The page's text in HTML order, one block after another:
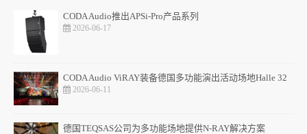
CODA Audio推出APSi-Pro产品系列
2026-06-17
CODA Audio ViRAY装备德国多功能演出活动场地Halle 32
2026-06-11
德国TEQSAS公司为多功能场地提供N-RAY解决方案